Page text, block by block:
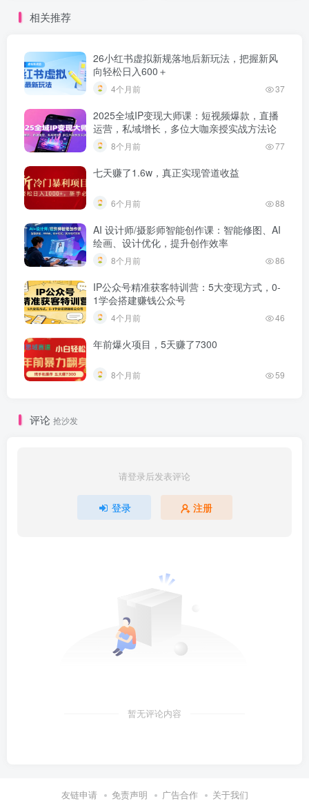
相关推荐
26小红书虚拟新规落地后新玩法，把握新风
向轻松日入600＋
4个月前 37
2025全域IP变现大师课：短视频爆款，直播
运营，私域增长，多位大咖亲授实战方法论
8个月前 77
七天赚了1.6w，真正实现管道收益
6个月前 88
AI 设计师/摄影师智能创作课：智能修图、AI
绘画、设计优化，提升创作效率
8个月前 86
IP公众号精准获客特训营：5大变现方式，0-
1学会搭建赚钱公众号
4个月前 46
年前爆火项目，5天赚了7300
8个月前 59
评论 抢沙发
请登录后发表评论
登录 注册
暂无评论内容
友链申请 免责声明 广告合作 关于我们